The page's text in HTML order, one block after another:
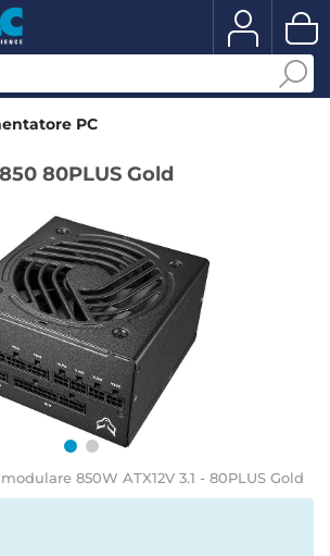
PC
80PLUS Gold
850W ATX12V 3.1 - 80PLUS Gold